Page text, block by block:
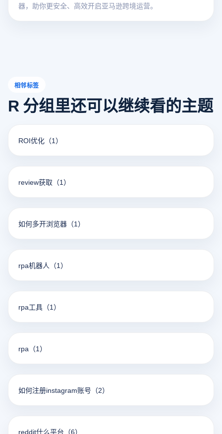
器，助你更安全、高效开启亚马逊跨境运营。
相邻标签
R 分组里还可以继续看的主题
ROI优化 （1）
review获取 （1）
如何多开浏览器 （1）
rpa机器人 （1）
rpa工具 （1）
rpa （1）
如何注册instagram账号 （2）
reddit什么平台 （6）